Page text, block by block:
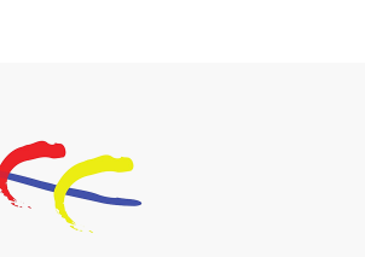
猛龍長跑隊恆常練習 - 7月23日
（19:00開始）
猛龍長跑隊恆常練習 - 7月16日